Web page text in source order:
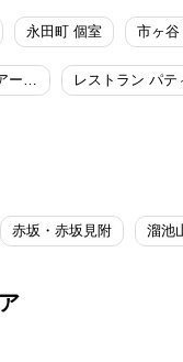
永田町 個室 市ヶ谷
和食処 門／ホテルグランドアーク半蔵門
赤坂・赤坂見附 溜池